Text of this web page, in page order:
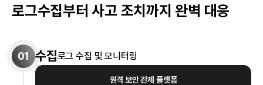
로그수집부터 사고 조치까지 완벽 대응
01 수집로그 수집 및 모니터링
원격 보안 관제 플랫폼